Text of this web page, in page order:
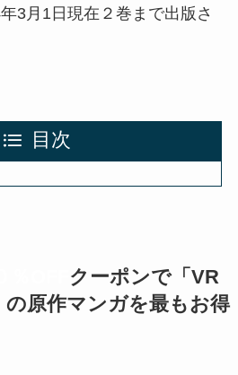
3月1日現在２巻まで出版さ
目次
クーポンで「VR
原作マンガを最もお得